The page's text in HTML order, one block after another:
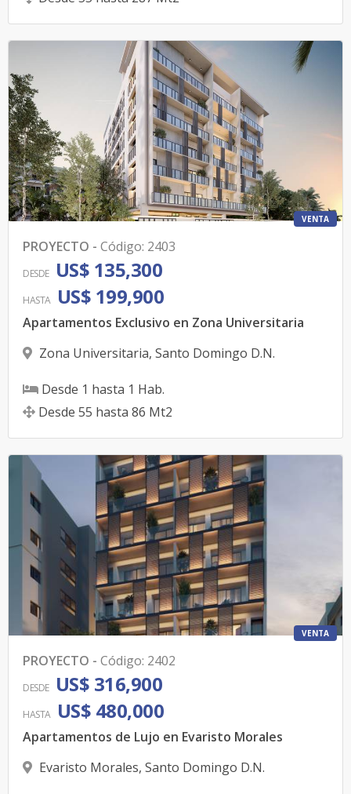
VENTA
PROYECTO - Código: 2403
DESDE US$ 135,300
HASTA US$ 199,900
Apartamentos Exclusivo en Zona Universitaria
Zona Universitaria, Santo Domingo D.N.
Desde 1 hasta 1 Hab.
Desde 55 hasta 86 Mt2
VENTA
PROYECTO - Código: 2402
DESDE US$ 316,900
HASTA US$ 480,000
Apartamentos de Lujo en Evaristo Morales
Evaristo Morales, Santo Domingo D.N.